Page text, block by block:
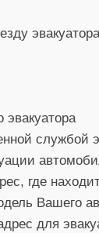
эвакуатора
службой
где
Вашего
для